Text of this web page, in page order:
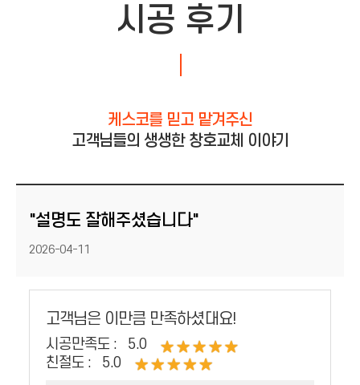
시공 후기
케스코를 믿고 맡겨주신
고객님들의 생생한 창호교체 이야기
"설명도 잘해주셨습니다"
등록일
2026-04-11
고객님은 이만큼 만족하셨대요!
시공만족도 :
5.0
친절도 :
5.0